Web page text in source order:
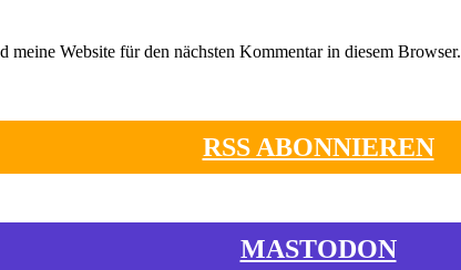
Website für den nächsten Kommentar in diesem Browser.
RSS ABONNIEREN
MASTODON